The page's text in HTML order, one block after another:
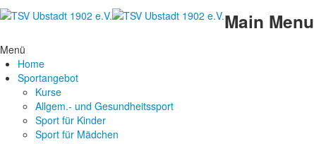
Main Menu
Menü
Home
Sportangebot
Kurse
Allgem.- und Gesundheitssport
Sport für Kinder
Sport für Mädchen